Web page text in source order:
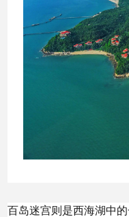
百岛迷宫则是西海湖中